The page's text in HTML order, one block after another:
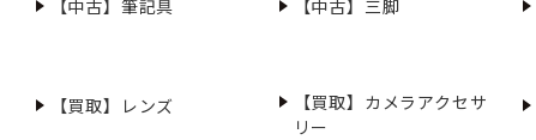
【中古】筆記具 【中古】三脚
【買取】レンズ
【買取】カメラアクセサ
リー